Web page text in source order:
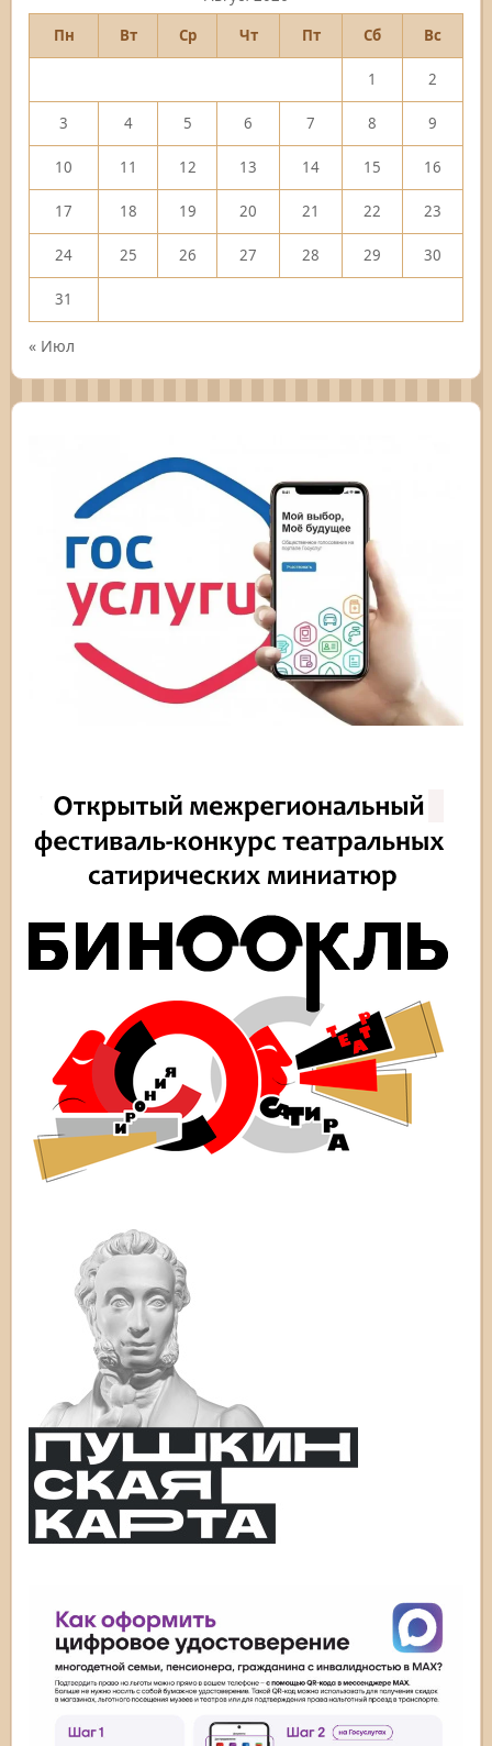
Пн
Вт Ср Чт Пт Сб Вс
1 2
3 4 5 6 7 8 9
10 11 12 13 14 15 16
17 18 19 20 21 22 23
24 25 26 27 28 29 30
31
« Июл